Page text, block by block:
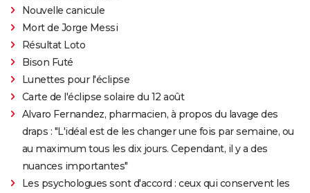
Nouvelle canicule
Mort de Jorge Messi
Résultat Loto
Bison Futé
Lunettes pour l'éclipse
Carte de l'éclipse solaire du 12 août
Alvaro Fernandez, pharmacien, à propos du lavage des
draps : "L'idéal est de les changer une fois par semaine, ou
au maximum tous les dix jours. Cependant, il y a des
nuances importantes"
Les psychologues sont d'accord : ceux qui conservent les